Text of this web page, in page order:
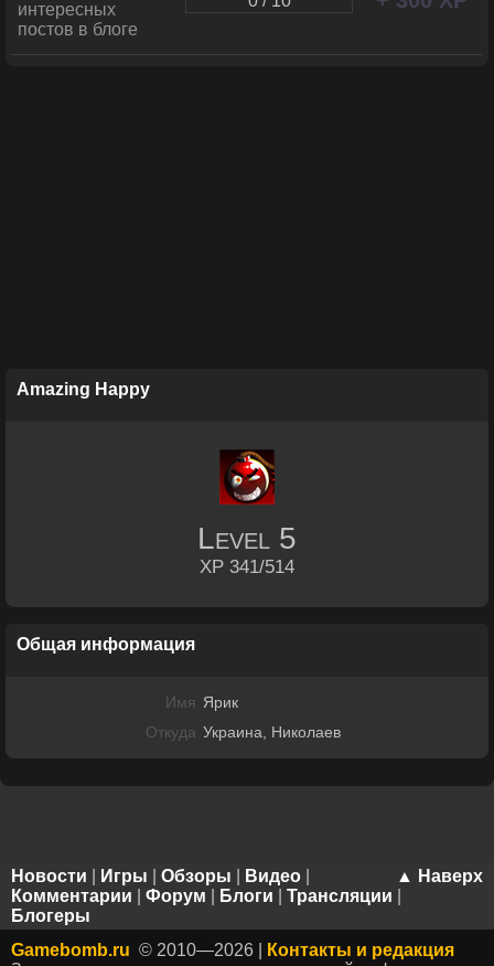
интересных
постов в блоге
Amazing Happy
Level 5
XP 341/514
Общая информация
Имя Ярик
Откуда Украина, Николаев
▲ Наверх
Новости Игры Обзоры Видео
Комментарии
Форум Блоги Трансляции
Блогеры
Gamebomb.ru © 2010—2026 |
Контакты и редакция